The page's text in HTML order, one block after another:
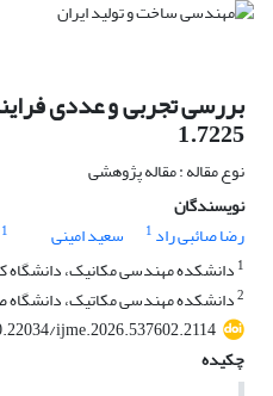
بررسی تجربی و عددی
1.7225
نوع مقاله : مقاله پژوهشی
نویسندگان
رضا صائبی راد 1 سعید امینی 1
1 دانشکده مهندسی مکانیک، دانشگاه
2دانشکده مهندسی مکاتیک، دانشگاه
ijme.2026.537602.2114
چکیده